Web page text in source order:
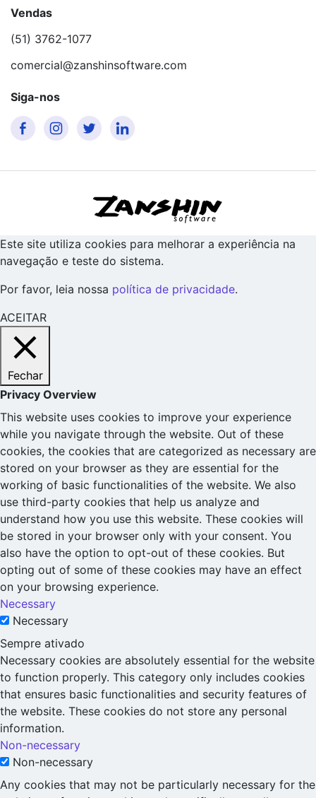
Vendas
(51) 3762-1077
comercial@zanshinsoftware.com
Siga-nos
Este site utiliza cookies para melhorar a experiência na
navegação e teste do sistema.
Por favor, leia nossa política de privacidade.
ACEITAR
Fechar
Privacy Overview
This website uses cookies to improve your experience
while you navigate through the website. Out of these
cookies, the cookies that are categorized as necessary are
stored on your browser as they are essential for the
working of basic functionalities of the website. We also
use third-party cookies that help us analyze and
understand how you use this website. These cookies will
be stored in your browser only with your consent. You
also have the option to opt-out of these cookies. But
opting out of some of these cookies may have an effect
on your browsing experience.
Necessary
Necessary
Sempre ativado
Necessary cookies are absolutely essential for the website
to function properly. This category only includes cookies
that ensures basic functionalities and security features of
the website. These cookies do not store any personal
information.
Non-necessary
Non-necessary
Any cookies that may not be particularly necessary for the